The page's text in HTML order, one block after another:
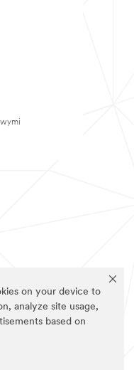
on your device to
analyze site usage,
based on